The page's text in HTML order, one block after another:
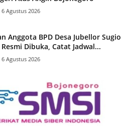
6 Agustus 2026
Anggota BPD Desa Jubellor Sugio
Dibuka, Catat Jadwal...
6 Agustus 2026